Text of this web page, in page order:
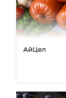
АйЦел